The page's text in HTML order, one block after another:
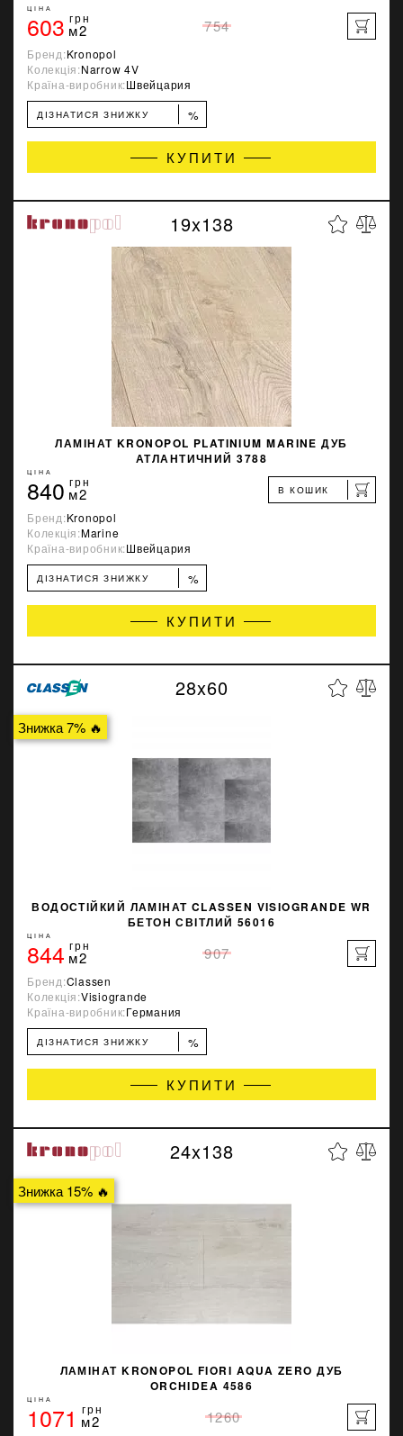
ЦІНА
603 грн
м2 754
Бренд:Kronopol
Колекція:Narrow 4V
Країна-виробник:Швейцария
ДІЗНАТИСЯ ЗНИЖКУ %
КУПИТИ
19x138
ЛАМІНАТ KRONOPOL PLATINIUM MARINE ДУБ
АТЛАНТИЧНИЙ 3788
ЦІНА
840 грн
м2 В КОШИК
Бренд:Kronopol
Колекція:Marine
Країна-виробник:Швейцария
ДІЗНАТИСЯ ЗНИЖКУ %
КУПИТИ
Знижка 7% 🔥
28x60
ВОДОСТІЙКИЙ ЛАМІНАТ CLASSEN VISIOGRANDE WR
БЕТОН СВІТЛИЙ 56016
ЦІНА
844 грн
м2 907
Бренд:Classen
Колекція:Visiogrande
Країна-виробник:Германия
ДІЗНАТИСЯ ЗНИЖКУ %
КУПИТИ
Знижка 15% 🔥
24x138
ЛАМІНАТ KRONOPOL FIORI AQUA ZERO ДУБ
ORCHIDEA 4586
ЦІНА
1071 грн
м2 1260